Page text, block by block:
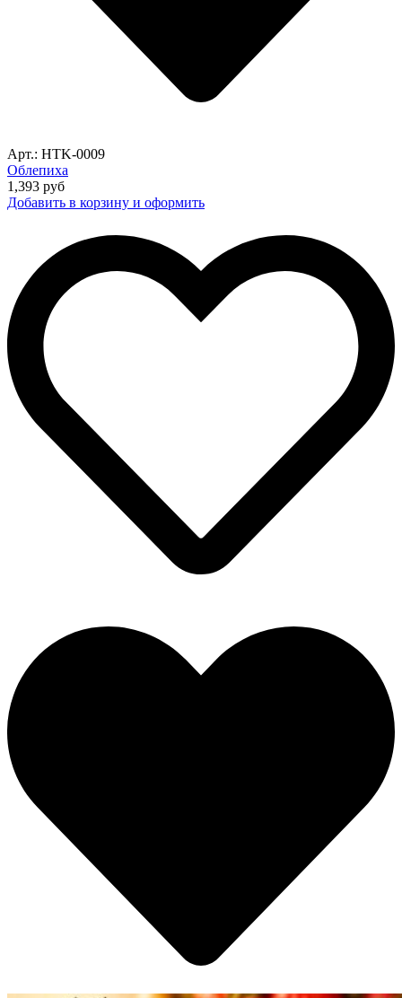
Арт.: HTK-0009
Облепиха
1,393 руб
Добавить в корзину и оформить